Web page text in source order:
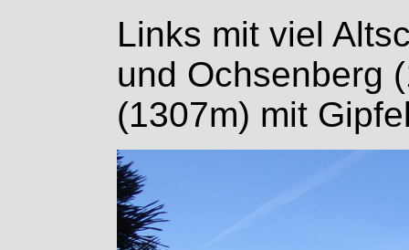
Links mit viel
und Ochsenberg
(1307m) mit